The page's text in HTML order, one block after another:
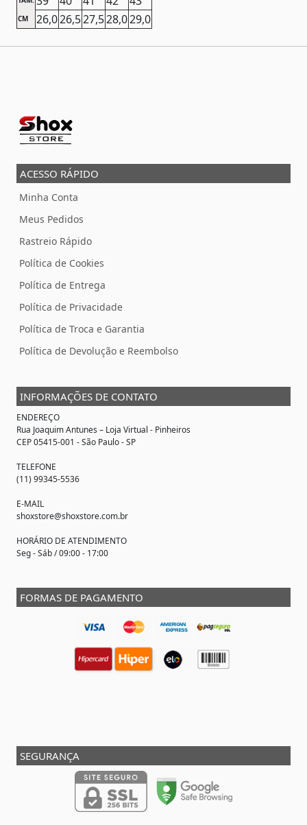
CM 26,026,527,528,029,0
ACESSO RÁPIDO
Minha Conta
Meus Pedidos
Rastreio Rápido
Política de Cookies
Política de Entrega
Política de Privacidade
Política de Troca e Garantia
Política de Devolução e Reembolso
INFORMAÇÕES DE CONTATO
ENDEREÇO
Rua Joaquim Antunes – Loja Virtual - Pinheiros
CEP 05415-001 - São Paulo - SP
TELEFONE
(11) 99345-5536
E-MAIL
shoxstore@shoxstore.com.br
HORÁRIO DE ATENDIMENTO
Seg - Sáb / 09:00 - 17:00
FORMAS DE PAGAMENTO
SEGURANÇA